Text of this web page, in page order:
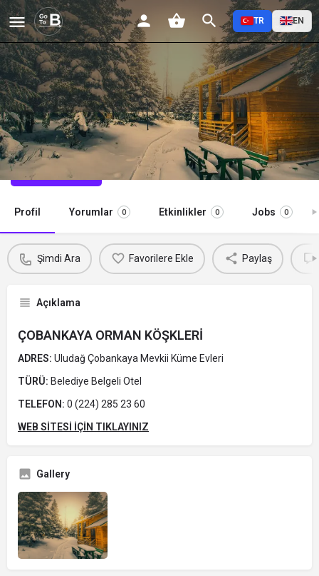
TR EN
ÇOBANKAYA ORMAN KÖŞKLERİ
Profil Yorumlar 0 Etkinlikler 0 Jobs 0
Şimdi Ara Favorilere Ekle Paylaş
Açıklama
ÇOBANKAYA ORMAN KÖŞKLERİ
ADRES: Uludağ Çobankaya Mevkii Küme Evleri
TÜRÜ: Belediye Belgeli Otel
TELEFON: 0 (224) 285 23 60
WEB SİTESİ İÇİN TIKLAYINIZ
Gallery